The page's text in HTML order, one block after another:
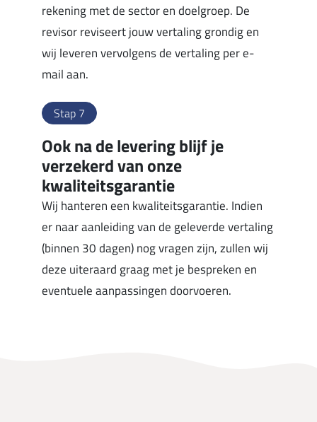
rekening met de sector en doelgroep. De
revisor reviseert jouw vertaling grondig en
wij leveren vervolgens de vertaling per e-
mail aan.
Stap 7
Ook na de levering blijf je
verzekerd van onze
kwaliteitsgarantie
Wij hanteren een kwaliteitsgarantie. Indien
er naar aanleiding van de geleverde vertaling
(binnen 30 dagen) nog vragen zijn, zullen wij
deze uiteraard graag met je bespreken en
eventuele aanpassingen doorvoeren.